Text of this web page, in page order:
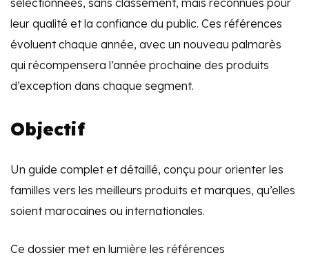
sélectionnées, sans classement, mais reconnues pour
leur qualité et la confiance du public. Ces références
évoluent chaque année, avec un nouveau palmarès
qui récompensera l’année prochaine des produits
d’exception dans chaque segment.
Objectif
Un guide complet et détaillé, conçu pour orienter les
familles vers les meilleurs produits et marques, qu’elles
soient marocaines ou internationales.
Ce dossier met en lumière les références